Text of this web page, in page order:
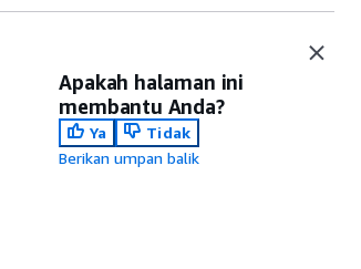
Apakah halaman ini
membantu Anda?
Ya
Tidak
Berikan umpan balik